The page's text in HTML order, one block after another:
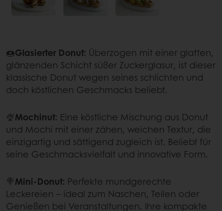
🍩Glasierter Donut: Überzogen mit einer glatten,
glänzenden Schicht süßer Zuckerglasur, ist dieser
klassische Donut wegen seines schlichten und
doch köstlichen Geschmacks beliebt.
🍨Mochinut: Eine köstliche Mischung aus Donut
und Mochi mit einer zähen, weichen Textur, die
einzigartig und sättigend zugleich ist. Beliebt für
seine Geschmacksvielfalt und innovative Form.
🍭Mini-Donut: Perfekte mundgerechte
Leckereien – ideal zum Naschen, Teilen oder
Genießen bei Veranstaltungen. Ihre kompakte